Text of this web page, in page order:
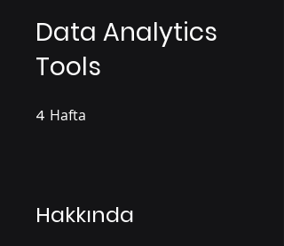
Data Analytics
Tools
4 Hafta
Hakkında